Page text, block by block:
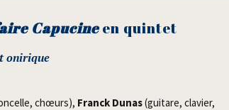
Capu­cineen quintet
onirique
chœurs), Franck Dunas(gui­tare, cla­vier,